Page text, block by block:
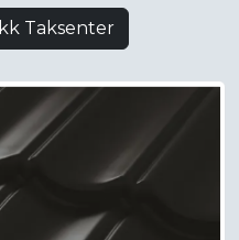
Taksenter